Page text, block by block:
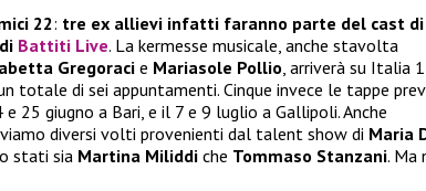
22: tre ex allievi infatti faranno parte del cast di
Battiti Live. La kermesse musicale, anche stavolta
Gregoraci e Mariasole Pollio, arriverà su Italia
totale di sei appuntamenti. Cinque invece le tappe
giugno a Bari, e il 7 e 9 luglio a Gallipoli. Anche
diversi volti provenienti dal talent show di Maria
stati sia Martina Miliddi che Tommaso Stanzani. Ma